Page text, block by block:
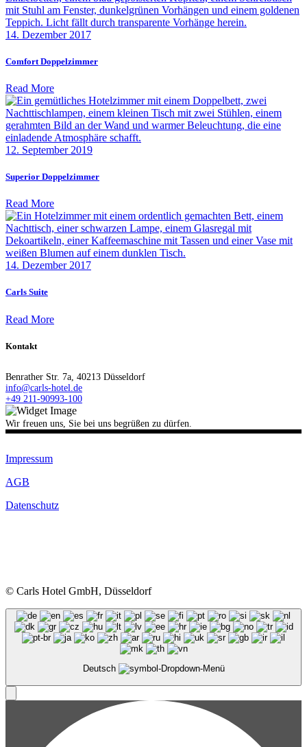
14. Dezember 2017
Comfort Doppelzimmer
Read More
12. September 2019
Superior Doppelzimmer
Read More
14. Dezember 2017
Carls Suite
Read More
Kontakt
Benrather Str. 7a, 40213 Düsseldorf
info@carls-hotel.de
+49 211-90993-100
Wir freuen uns, Sie bei uns begrüßen zu dürfen.
Impressum
AGB
Datenschutz
© Carls Hotel GmbH, Düsseldorf
Deutsch